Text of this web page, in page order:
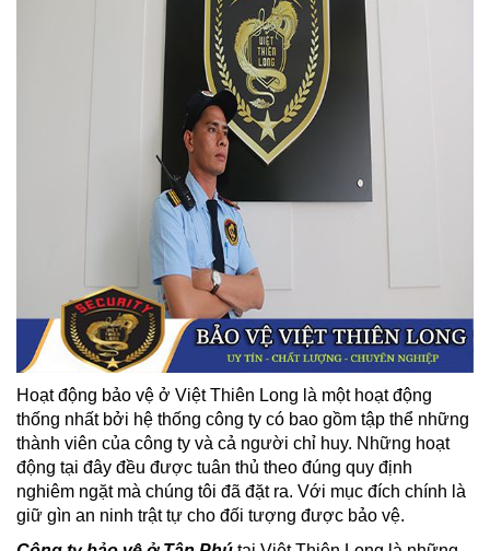
Hoạt động bảo vệ ở Việt Thiên Long là một hoạt động
thống nhất bởi hệ thống công ty có bao gồm tập thể những
thành viên của công ty và cả người chỉ huy. Những hoạt
động tại đây đều được tuân thủ theo đúng quy định
nghiêm ngặt mà chúng tôi đã đặt ra. Với mục đích chính là
giữ gìn an ninh trật tự cho đối tượng được bảo vệ.